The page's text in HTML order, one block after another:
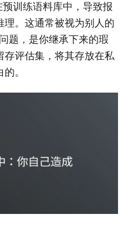
预训练语料库中，导致报
。这通常被视为别人的
题，是你继承下来的瑕
存评估集，将其存放在私
。